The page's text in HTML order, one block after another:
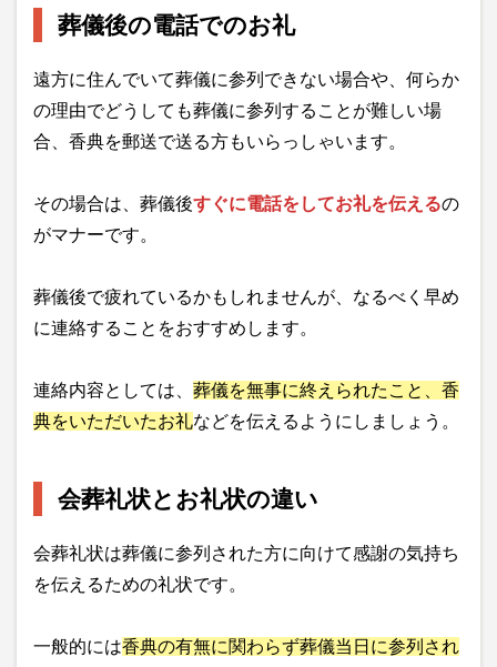
葬儀後の電話でのお礼
遠方に住んでいて葬儀に参列できない場合や、何らか
の理由でどうしても葬儀に参列することが難しい場
合、香典を郵送で送る方もいらっしゃいます。
その場合は、葬儀後すぐに電話をしてお礼を伝えるの
がマナーです。
葬儀後で疲れているかもしれませんが、なるべく早め
に連絡することをおすすめします。
連絡内容としては、 葬儀を無事に終えられたこと、香
典をいただいたお礼などを伝えるようにしましょう。
会葬礼状とお礼状の違い
会葬礼状は葬儀に参列された方に向けて感謝の気持ち
を伝えるための礼状です。
一般的には香典の有無に関わらず葬儀当日に参列され